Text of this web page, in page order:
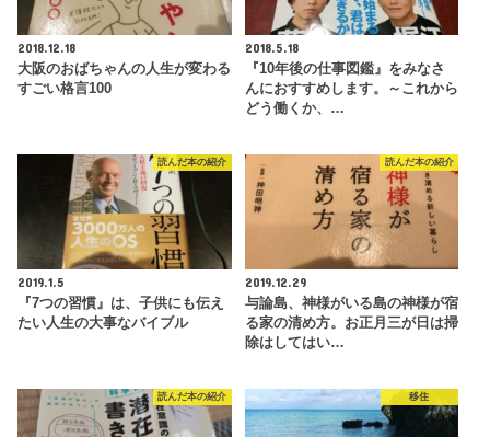
2018.12.18
大阪のおばちゃんの人生が変わる
すごい格言100
2018.5.18
『10年後の仕事図鑑』をみなさ
んにおすすめします。～これから
どう働くか、…
読んだ本の紹介
2019.1.5
『7つの習慣』は、子供にも伝え
たい人生の大事なバイブル
読んだ本の紹介
2019.12.29
与論島、神様がいる島の神様が宿
る家の清め方。お正月三が日は掃
除はしてはい…
読んだ本の紹介 移住